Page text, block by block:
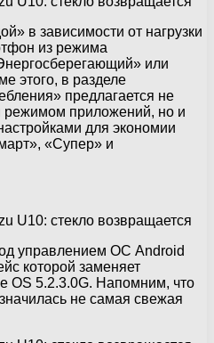
в зависимости от нагрузки
из режима
или
этого, в разделе
предлагается не
режимом приложений, но и
для экономии
«Супер» и
управлением ОС Android
которой заменяет
OS 5.2.3.0G. Напомним, что
не самая свежая